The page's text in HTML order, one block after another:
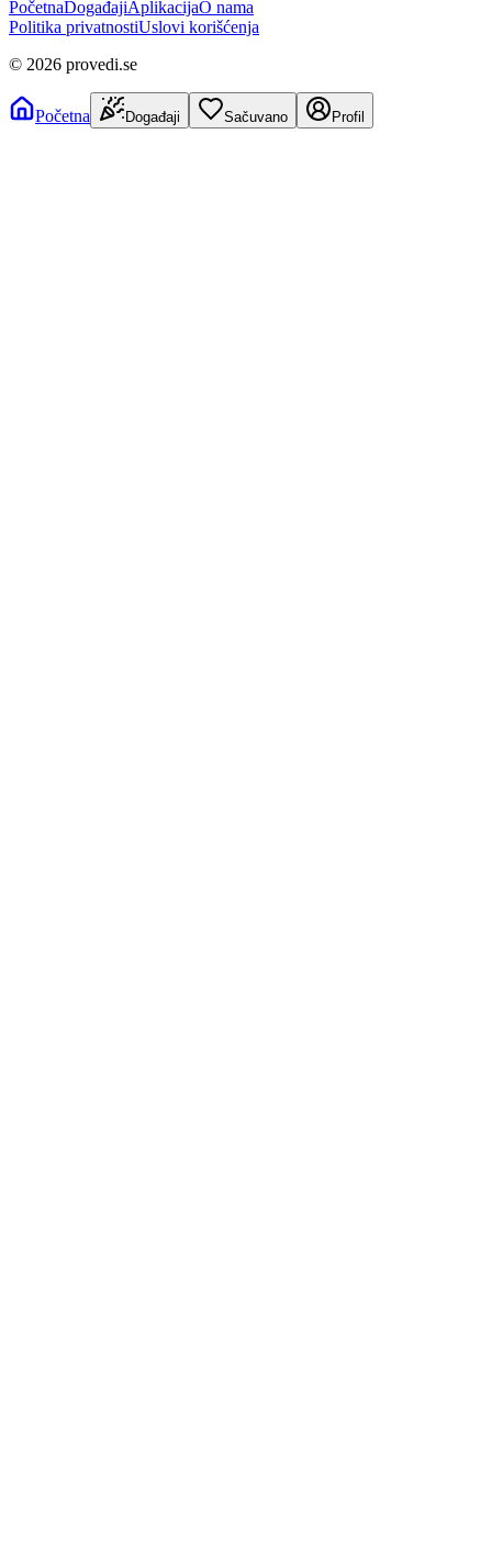
PočetnaDogađajiAplikacijaO nama
Politika privatnostiUslovi korišćenja
© 2026 provedi.se
Početna Događaji Sačuvano Profil